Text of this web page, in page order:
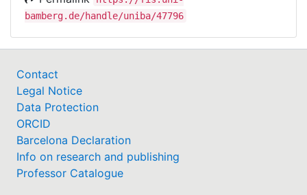
bamberg.de/handle/uniba/47796
Contact
Legal Notice
Data Protection
ORCID
Barcelona Declaration
Info on research and publishing
Professor Catalogue